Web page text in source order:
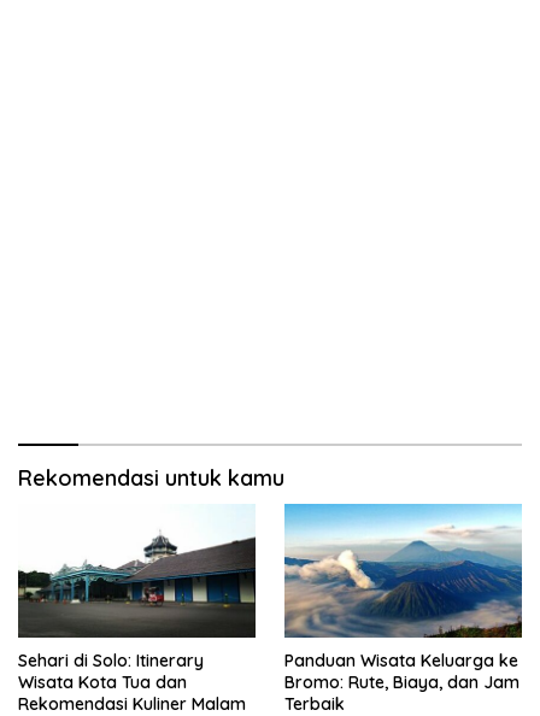
Rekomendasi untuk kamu
Sehari di Solo: Itinerary
Wisata Kota Tua dan
Rekomendasi Kuliner Malam
Panduan Wisata Keluarga ke
Bromo: Rute, Biaya, dan Jam
Terbaik